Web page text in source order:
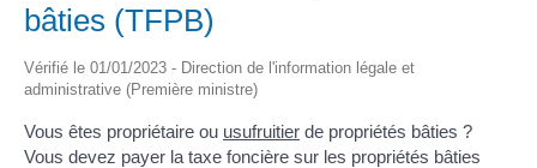
bâties (TFPB)
Vérifié le 01/01/2023 - Direction de l'information légale et
administrative (Première ministre)
Vous êtes propriétaire ou usufruitier de propriétés bâties ?
Vous devez payer la taxe foncière sur les propriétés bâties